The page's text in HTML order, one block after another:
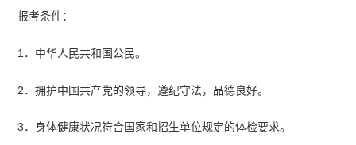
报考条件：
1．中华人民共和国公民。
2．拥护中国共产党的领导，遵纪守法，品德良好。
3．身体健康状况符合国家和招生单位规定的体检要求。